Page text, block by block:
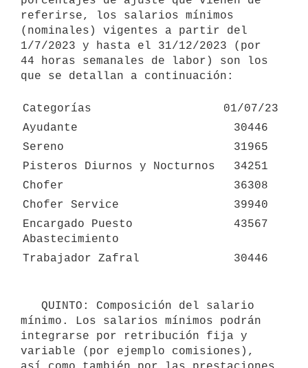
referirse, los salarios mínimos
(nominales) vigentes a partir del
1/7/2023 y hasta el 31/12/2023 (por
44 horas semanales de labor) son los
que se detallan a continuación:
Categorías
01/07/23
Ayudante
30446
Sereno
31965
Pisteros Diurnos y Nocturnos
34251
Chofer
36308
Chofer Service
39940
Encargado Puesto
Abastecimiento
43567
Trabajador Zafral 30446
mínimo. Los salarios mínimos podrán
integrarse por retribución fija y
variable (por ejemplo comisiones),